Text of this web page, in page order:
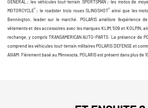
GENERAL ; les véhicules tout-terrain SPORTSMAN ; les motos de
MOTORCYCLE® ; le roadster trois roues SLINGSHOT® ainsi que les
Bennington, leader sur le marché. POLARIS améliore l’expérience
vêtements et des accessoires avec les marques KLIM, 509 et KOLPIN,
rechange, y compris TRANSAMERICAN AUTO-PARTS. La présence de
comprend les véhicules tout-terrain militaires POLARIS DEFENSE et
AIXAM. Fièrement basé au Minnesota, POLARIS est présent dans plus de